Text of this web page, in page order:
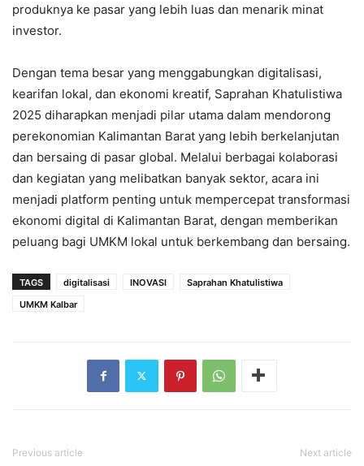
produknya ke pasar yang lebih luas dan menarik minat
investor.
Dengan tema besar yang menggabungkan digitalisasi,
kearifan lokal, dan ekonomi kreatif, Saprahan Khatulistiwa
2025 diharapkan menjadi pilar utama dalam mendorong
perekonomian Kalimantan Barat yang lebih berkelanjutan
dan bersaing di pasar global. Melalui berbagai kolaborasi
dan kegiatan yang melibatkan banyak sektor, acara ini
menjadi platform penting untuk mempercepat transformasi
ekonomi digital di Kalimantan Barat, dengan memberikan
peluang bagi UMKM lokal untuk berkembang dan bersaing.
TAGS digitalisasi INOVASI
Saprahan Khatulistiwa
UMKM Kalbar
Previous article Next article